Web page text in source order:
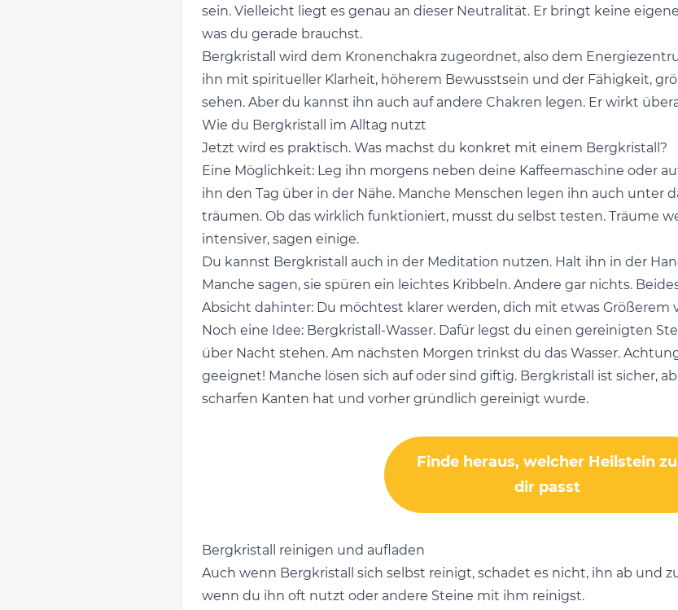
sein. Vielleicht liegt es genau an dieser Neutralität. Er bringt keine
was du gerade brauchst.
Bergkristall wird dem Kronenchakra zugeordnet, also dem
ihn mit spiritueller Klarheit, höherem Bewusstsein und der Fähigkeit,
sehen. Aber du kannst ihn auch auf andere Chakren legen. Er wirkt
Wie du Bergkristall im Alltag nutzt
Jetzt wird es praktisch. Was machst du konkret mit einem Bergkristall?
Eine Möglichkeit: Leg ihn morgens neben deine Kaffeemaschine oder
ihn den Tag über in der Nähe. Manche Menschen legen ihn auch unter
träumen. Ob das wirklich funktioniert, musst du selbst testen. Träume
intensiver, sagen einige.
Du kannst Bergkristall auch in der Meditation nutzen. Halt ihn in der
Manche sagen, sie spüren ein leichtes Kribbeln. Andere gar nichts.
Absicht dahinter: Du möchtest klarer werden, dich mit etwas
Noch eine Idee: Bergkristall-Wasser. Dafür legst du einen gereinigten
über Nacht stehen. Am nächsten Morgen trinkst du das Wasser.
geeignet! Manche lösen sich auf oder sind giftig. Bergkristall ist sicher,
scharfen Kanten hat und vorher gründlich gereinigt wurde.
Finde heraus, welcher Heilstein zu
dir passt
Bergkristall reinigen und aufladen
Auch wenn Bergkristall sich selbst reinigt, schadet es nicht, ihn ab und
wenn du ihn oft nutzt oder andere Steine mit ihm reinigst.